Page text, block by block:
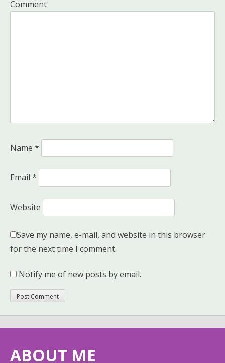
Comment
Name *
Email *
Website
Save my name, e-mail, and website in this browser
for the next time I comment.
Notify me of new posts by email.
ABOUT ME